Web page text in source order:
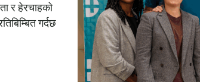
र हेरचाहको
गर्दछ